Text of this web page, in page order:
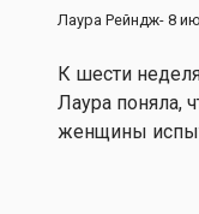
Лаура Рейндж- 8
К шести
Лаура поняла,
женщины